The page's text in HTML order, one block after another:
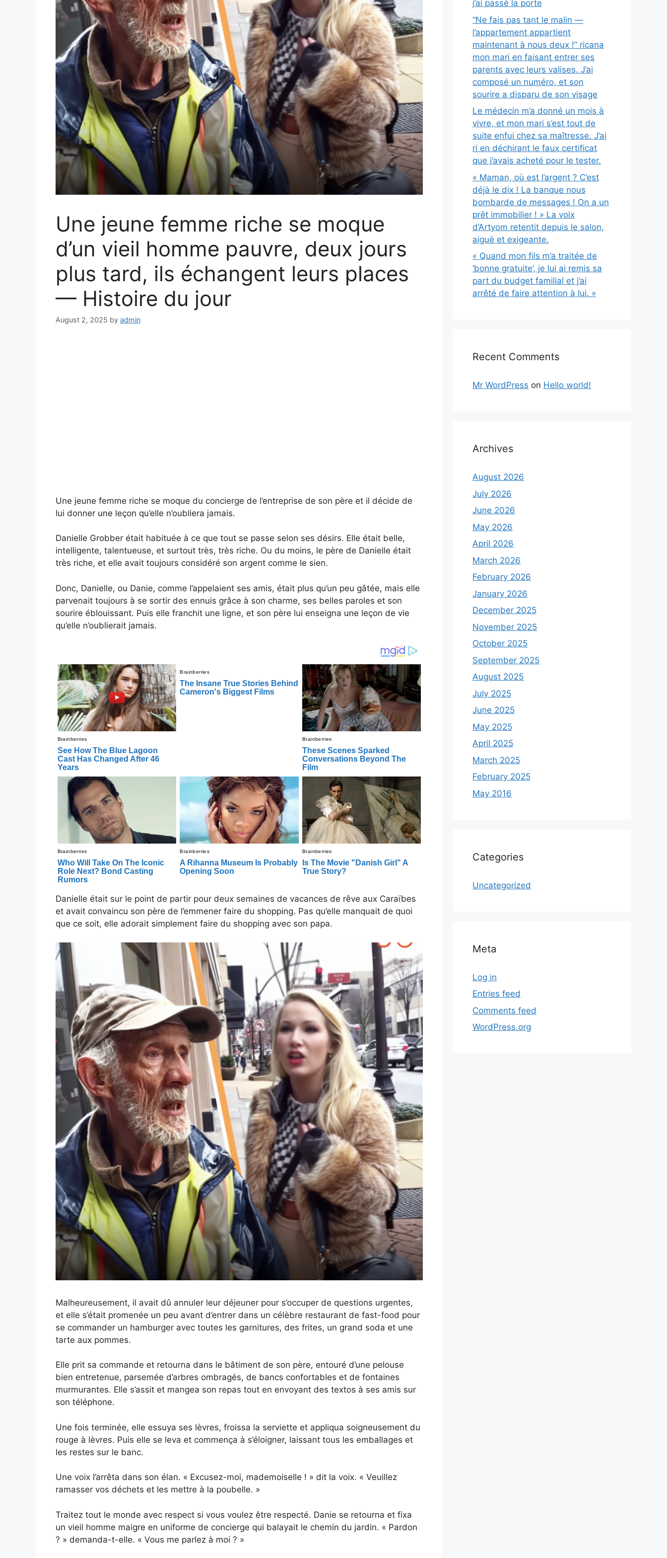
Une jeune femme riche se moque
d’un vieil homme pauvre, deux jours
plus tard, ils échangent leurs places
— Histoire du jour
August 2, 2025 by admin
Une jeune femme riche se moque du concierge de l’entreprise de son père et il décide de
lui donner une leçon qu’elle n’oubliera jamais.
Danielle Grobber était habituée à ce que tout se passe selon ses désirs. Elle était belle,
intelligente, talentueuse, et surtout très, très riche. Ou du moins, le père de Danielle était
très riche, et elle avait toujours considéré son argent comme le sien.
Donc, Danielle, ou Danie, comme l’appelaient ses amis, était plus qu’un peu gâtée, mais elle
parvenait toujours à se sortir des ennuis grâce à son charme, ses belles paroles et son
sourire éblouissant. Puis elle franchit une ligne, et son père lui enseigna une leçon de vie
qu’elle n’oublierait jamais.
Danielle était sur le point de partir pour deux semaines de vacances de rêve aux Caraïbes
et avait convaincu son père de l’emmener faire du shopping. Pas qu’elle manquait de quoi
que ce soit, elle adorait simplement faire du shopping avec son papa.
Malheureusement, il avait dû annuler leur déjeuner pour s’occuper de questions urgentes,
et elle s’était promenée un peu avant d’entrer dans un célèbre restaurant de fast-food pour
se commander un hamburger avec toutes les garnitures, des frites, un grand soda et une
tarte aux pommes.
Elle prit sa commande et retourna dans le bâtiment de son père, entouré d’une pelouse
bien entretenue, parsemée d’arbres ombragés, de bancs confortables et de fontaines
murmurantes. Elle s’assit et mangea son repas tout en envoyant des textos à ses amis sur
son téléphone.
Une fois terminée, elle essuya ses lèvres, froissa la serviette et appliqua soigneusement du
rouge à lèvres. Puis elle se leva et commença à s’éloigner, laissant tous les emballages et
les restes sur le banc.
Une voix l’arrêta dans son élan. « Excusez-moi, mademoiselle ! » dit la voix. « Veuillez
ramasser vos déchets et les mettre à la poubelle. »
Traitez tout le monde avec respect si vous voulez être respecté. Danie se retourna et fixa
un vieil homme maigre en uniforme de concierge qui balayait le chemin du jardin. « Pardon
? » demanda-t-elle. « Vous me parlez à moi ? »
j’ai passé la porte
“Ne fais pas tant le malin —
l’appartement appartient
maintenant à nous deux !” ricana
mon mari en faisant entrer ses
parents avec leurs valises. J’ai
composé un numéro, et son
sourire a disparu de son visage
Le médecin m’a donné un mois à
vivre, et mon mari s’est tout de
suite enfui chez sa maîtresse. J’ai
ri en déchirant le faux certificat
que j’avais acheté pour le tester.
« Maman, où est l’argent ? C’est
déjà le dix ! La banque nous
bombarde de messages ! On a un
prêt immobilier ! » La voix
d’Artyom retentit depuis le salon,
aiguë et exigeante.
« Quand mon fils m’a traitée de
‘bonne gratuite’, je lui ai remis sa
part du budget familial et j’ai
arrêté de faire attention à lui. »
Recent Comments
Mr WordPress on Hello world!
Archives
August 2026
July 2026
June 2026
May 2026
April 2026
March 2026
February 2026
January 2026
December 2025
November 2025
October 2025
September 2025
August 2025
July 2025
June 2025
May 2025
April 2025
March 2025
February 2025
May 2016
Categories
Uncategorized
Meta
Log in
Entries feed
Comments feed
WordPress.org